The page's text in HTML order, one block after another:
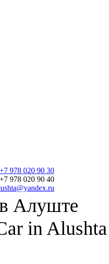
+7 978 020 90 30
020 90 40
Алуште
in Alushta